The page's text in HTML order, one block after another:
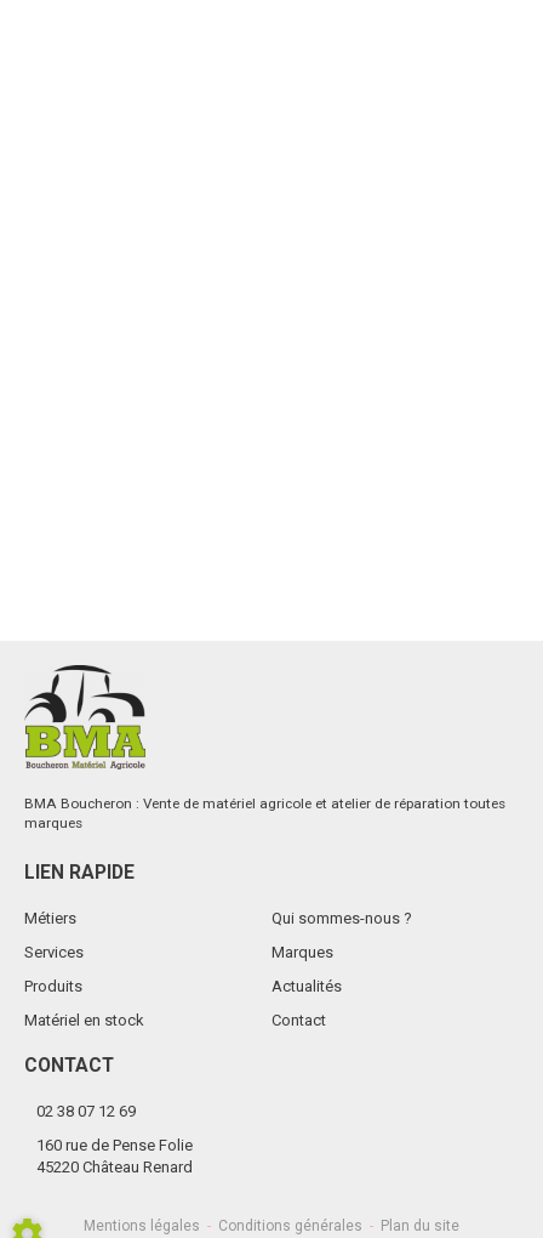
BMA Boucheron : Vente de matériel agricole et atelier de réparation toutes
marques
LIEN RAPIDE
Métiers
Services
Produits
Matériel en stock
Qui sommes-nous ?
Marques
Actualités
Contact
CONTACT
02 38 07 12 69
160 rue de Pense Folie
45220 Château Renard
Mentions légales - Conditions générales - Plan du site